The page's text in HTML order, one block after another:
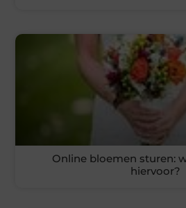
Online bloemen sturen:
hiervoor?